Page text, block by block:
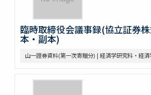
臨時取締役会議事録(協立証券
本・副本)
山一證券資料(第一次寄贈分) | 経済学研究科・経済